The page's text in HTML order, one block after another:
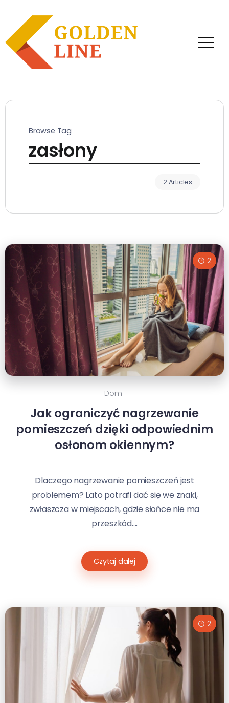
Browse Tag
zasłony
2 Articles
2
Dom
Jak ograniczyć nagrzewanie
pomieszczeń dzięki odpowiednim
osłonom okiennym?
Dlaczego nagrzewanie pomieszczeń jest
problemem? Lato potrafi dać się we znaki,
zwłaszcza w miejscach, gdzie słońce nie ma
przeszkód....
Czytaj dalej
2